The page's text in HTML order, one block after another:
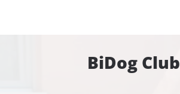
BiDog Club